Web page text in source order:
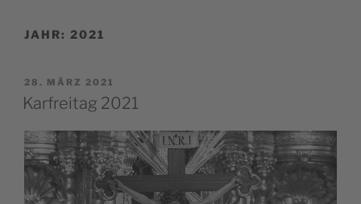
JAHR: 2021
VERÖFFENTLICHT
AM
28. MÄRZ 2021
Karfreitag 2021